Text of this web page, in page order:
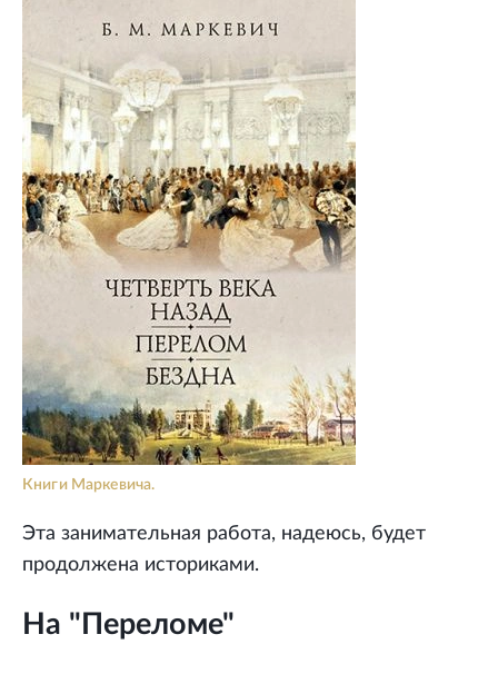
Книги Маркевича.
Эта занимательная работа, надеюсь, будет
продолжена историками.
На "Переломе"